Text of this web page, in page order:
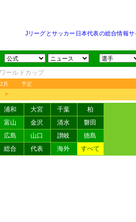
Jリーグとサッカー日本代表の総合情報
ールドカップ
月 予定
＞
浦和 大宮 千葉
柏
富山 金沢 清水
磐田
広島 山口 讃岐
徳島
総合 代表 海外 すべて